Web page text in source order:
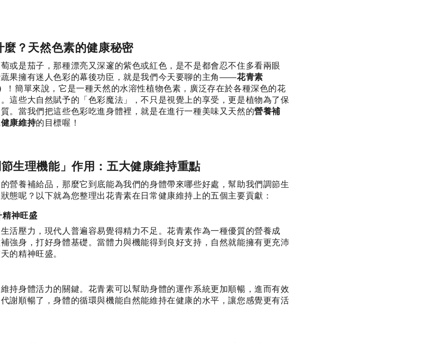
麼？天然色素的健康秘密
或是茄子，那種漂亮又深邃的紫色或紅色，是不是都會忍不住多看兩眼
果擁有迷人色彩的幕後功臣，就是我們今天要聊的主角——花青素
！簡單來說，它是一種天然的水溶性植物色素，廣泛存在於各種深色的花
這些大自然賦予的「色彩魔法」，不只是視覺上的享受，更是植物為了保
。當我們把這些色彩吃進身體裡，就是在進行一種美味又天然的營養補
健康維持的目標喔！
生理機能」作用：五大健康維持重點
營養補給品，那麼它到底能為我們的身體帶來哪些好處，幫助我們調節生
態呢？以下就為您整理出花青素在日常健康維持上的五個主要貢獻：
神旺盛
活壓力，現代人普遍容易覺得精力不足。花青素作為一種優質的營養成
強身，打好身體基礎。當體力與機能得到良好支持，自然就能擁有更充沛
的精神旺盛。
持身體活力的關鍵。花青素可以幫助身體的運作系統更加順暢，進而有效
謝順暢了，身體的循環與機能自然能維持在健康的水平，讓您感覺更有活